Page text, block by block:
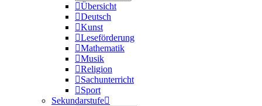
Übersicht
Deutsch
Kunst
Leseförderung
Mathematik
Musik
Religion
Sachunterricht
Sport
Sekundarstufe